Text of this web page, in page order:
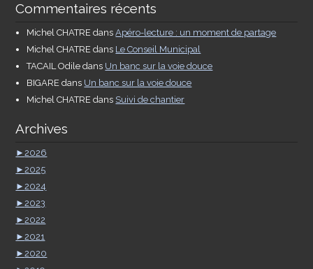
Commentaires récents
Michel CHATRE dansApéro-lecture : un moment de partage
Michel CHATRE dans Le Conseil Municipal
TACAIL Odile dans Un banc sur la voie douce
BIGARE dans Un banc sur la voie douce
Michel CHATRE dans Suivi de chantier
Archives
►2026
►2025
►2024
►2023
►2022
►2021
►2020